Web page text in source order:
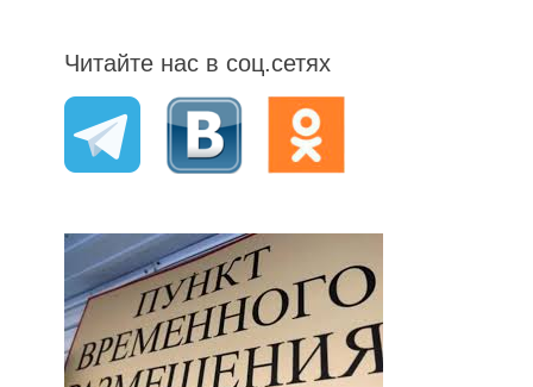
Читайте нас в соц.сетях